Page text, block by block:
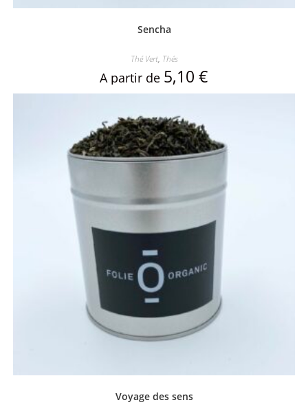
Sencha
Thé Vert, Thés
A partir de 5,10 €
Voyage des sens